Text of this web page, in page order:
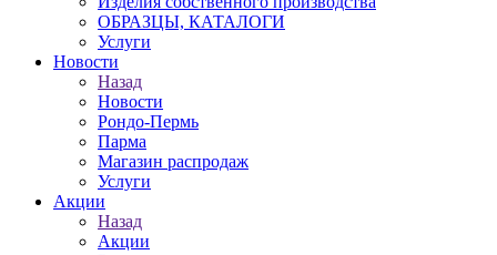
ОБРАЗЦЫ, КАТАЛОГИ
Услуги
Новости
Назад
Новости
Рондо-Пермь
Парма
Магазин распродаж
Услуги
Акции
Назад
Акции